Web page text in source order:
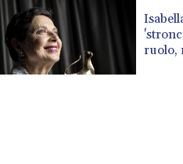
ruolo,